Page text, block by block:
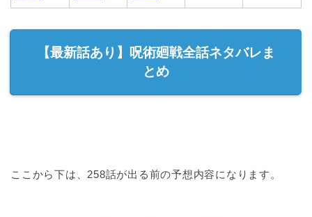
【最新話あり】呪術廻戦全話ネタバレま
とめ
ここから下は、258話が出る前の予想内容になります。